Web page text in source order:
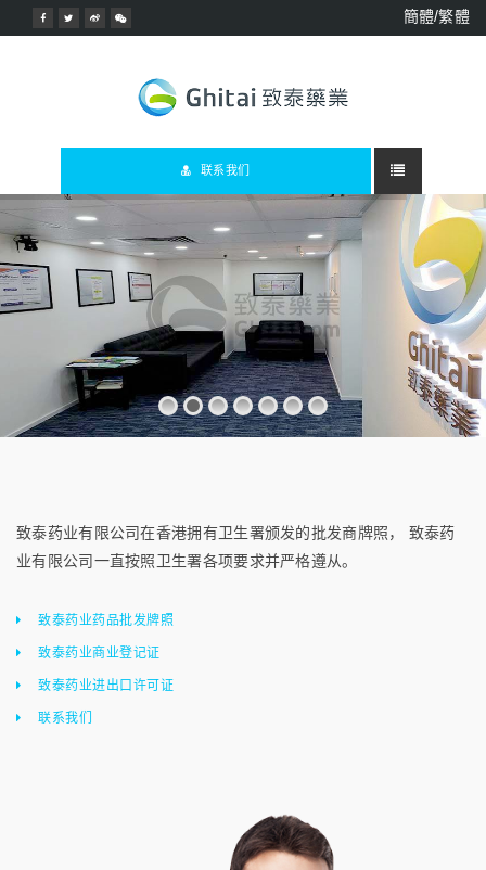
簡體/繁體
联系我们
致泰药业有限公司在香港拥有卫生署颁发的批发商牌照， 致泰药
业有限公司一直按照卫生署各项要求并严格遵从。
致泰药业药品批发牌照
致泰药业商业登记证
致泰药业进出口许可证
联系我们